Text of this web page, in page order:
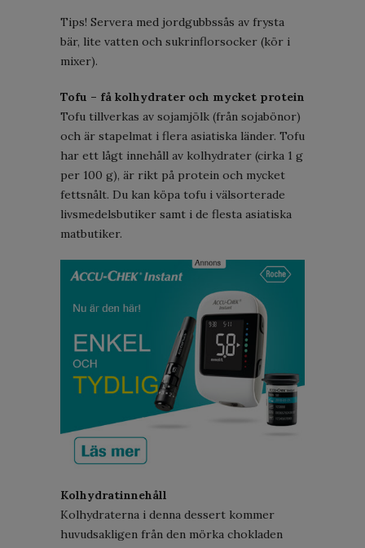
Tips! Servera med jordgubbssås av frysta
bär, lite vatten och sukrinflorsocker (kör i
mixer).
Tofu – få kolhydrater och mycket protein
Tofu tillverkas av sojamjölk (från sojabönor)
och är stapelmat i flera asiatiska länder. Tofu
har ett lågt innehåll av kolhydrater (cirka 1 g
per 100 g), är rikt på protein och mycket
fettsnålt. Du kan köpa tofu i välsorterade
livsmedelsbutiker samt i de flesta asiatiska
matbutiker.
Kolhydratinnehåll
Kolhydraterna i denna dessert kommer
huvudsakligen från den mörka chokladen